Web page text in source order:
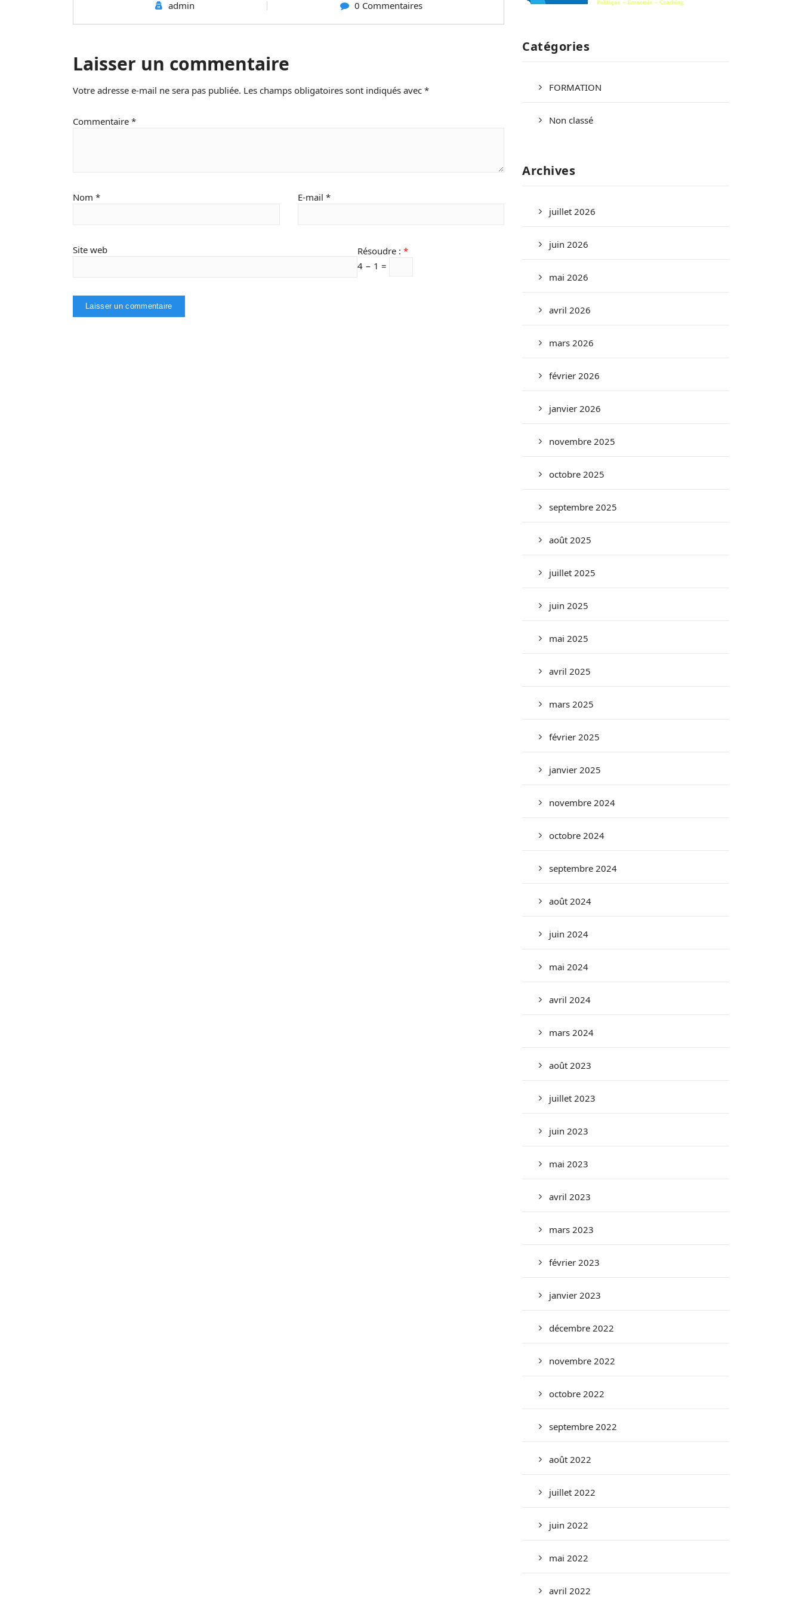
admin 0 Commentaires
Laisser un commentaire
Votre adresse e-mail ne sera pas publiée. Les champs obligatoires sont indiqués avec *
Commentaire *
Nom * E-mail *
Site web Résoudre : *
4 − 1 =
Catégories
FORMATION
Non classé
Archives
juillet 2026
juin 2026
mai 2026
avril 2026
mars 2026
février 2026
janvier 2026
novembre 2025
octobre 2025
septembre 2025
août 2025
juillet 2025
juin 2025
mai 2025
avril 2025
mars 2025
février 2025
janvier 2025
novembre 2024
octobre 2024
septembre 2024
août 2024
juin 2024
mai 2024
avril 2024
mars 2024
août 2023
juillet 2023
juin 2023
mai 2023
avril 2023
mars 2023
février 2023
janvier 2023
décembre 2022
novembre 2022
octobre 2022
septembre 2022
août 2022
juillet 2022
juin 2022
mai 2022
avril 2022